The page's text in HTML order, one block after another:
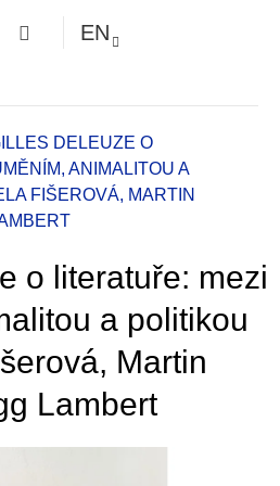
MENUEN
DELEUZE O
ANIMALITOU A
FIŠEROVÁ, MARTIN
o literatuře: mezi
a politikou
Martin
Lambert